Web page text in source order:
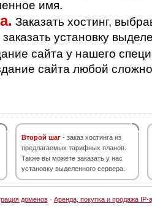
имя.
Заказать хостинг,
установку
сайта у нашего
сайта любой
Второй шаг - заказ хостинга из
предлагаемых тарифных планов.
Также вы можете заказать у нас
установку выделенного сервера.
доменов· Аренда, покупка и продажа IP-